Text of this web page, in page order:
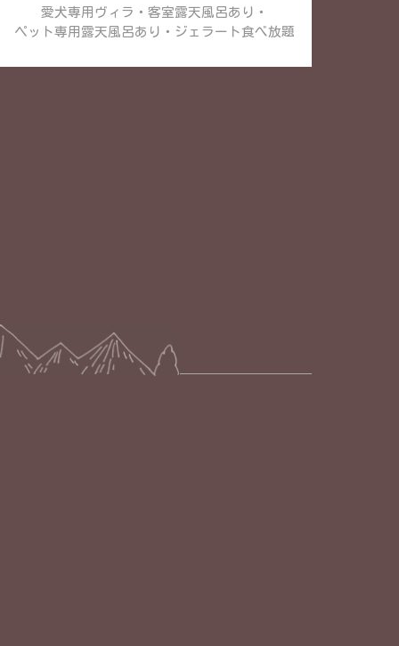
愛犬専用ヴィラ・客室露天風呂あり・
ペット専用露天風呂あり・ジェラート食べ放題